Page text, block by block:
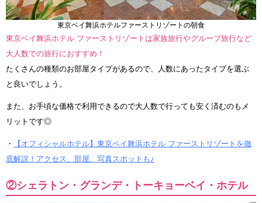
東京ベイ舞浜ホテルファーストリゾートの朝食
東京ベイ舞浜ホテル ファーストリゾートは家族旅行やグループ旅行など
大人数での旅行におすすめ！
たくさんの種類のお部屋タイプがあるので、人数にあったタイプを選ぶ
と良いでしょう。
また、お手頃な価格で利用できるので大人数で行っても安く済むのもメ
リットです◎
・
【オフィシャルホテル】東京ベイ舞浜ホテル ファーストリゾートを徹
底解説！アクセス、部屋、写真スポットも♪
②シェラトン・グランデ・トーキョーベイ・ホテル